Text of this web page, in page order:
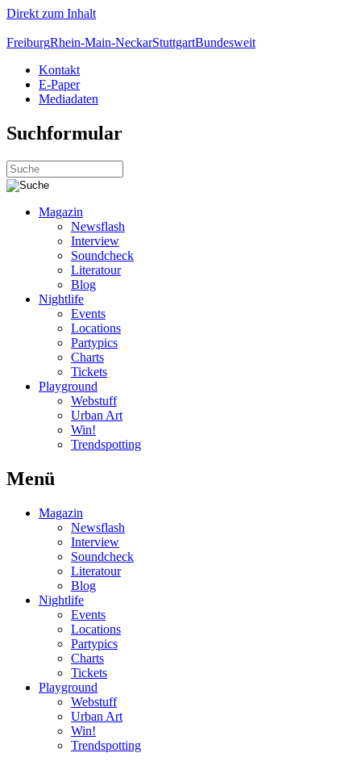
Direkt zum Inhalt
FreiburgRhein-Main-NeckarStuttgartBundesweit
Kontakt
E-Paper
Mediadaten
Suchformular
Magazin
Newsflash
Interview
Soundcheck
Literatour
Blog
Nightlife
Events
Locations
Partypics
Charts
Tickets
Playground
Webstuff
Urban Art
Win!
Trendspotting
Menü
Magazin
Newsflash
Interview
Soundcheck
Literatour
Blog
Nightlife
Events
Locations
Partypics
Charts
Tickets
Playground
Webstuff
Urban Art
Win!
Trendspotting